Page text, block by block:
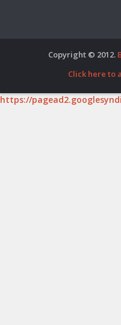
Copyright © 2012.
Click here to
https://